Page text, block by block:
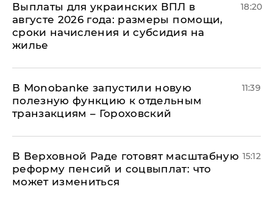
Выплаты для украинских ВПЛ в
августе 2026 года: размеры помощи,
сроки начисления и субсидия на
жилье
18:20
В Мonobankе запустили новую
полезную функцию к отдельным
транзакциям – Гороховский
11:39
В Верховной Раде готовят масштабную
реформу пенсий и соцвыплат: что
может измениться
15:12